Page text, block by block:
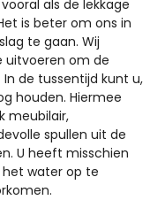
als de lekkage
is beter om ons in
te gaan. Wij
uitvoeren om de
de tussentijd kunt u,
houden. Hiermee
meubilair,
spullen uit de
U heeft misschien
water op te